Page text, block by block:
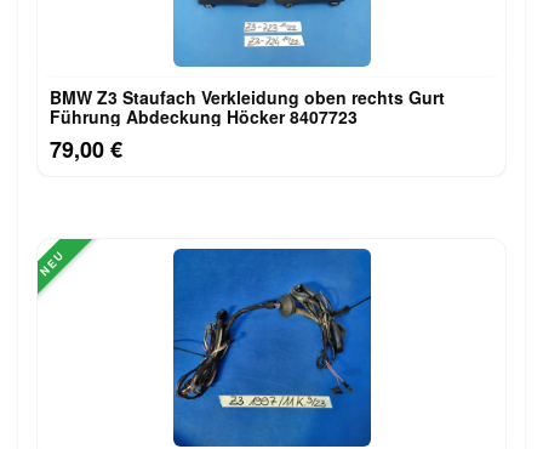
BMW Z3 Staufach Verkleidung oben rechts Gurt
Führung Abdeckung Höcker 8407723
79,00 €
NEU